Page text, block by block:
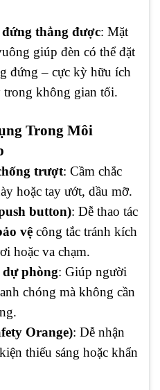
thẳng được: Mặt
giúp đèn có thể đặt
đứng – cực kỳ hữu ích
trong không gian tối.
Trong Môi
trượt: Cầm chắc
hoặc tay ướt, dầu mỡ.
button): Dễ thao tác
vệ công tắc tránh kích
hoặc va chạm.
dự phòng: Giúp người
chóng mà không cần
Orange): Dễ nhận
thiếu sáng hoặc khẩn